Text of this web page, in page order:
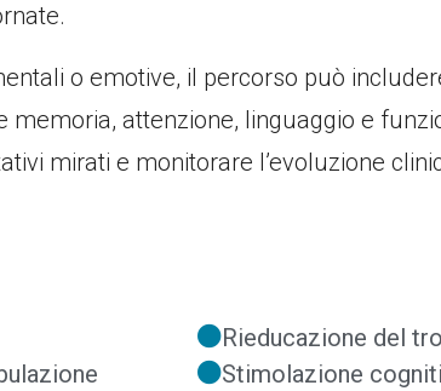
o emotive, il percorso può
attenzione, linguaggio e
mirati e monitorare l’evoluzione
Rieducazione del
Stimolazione